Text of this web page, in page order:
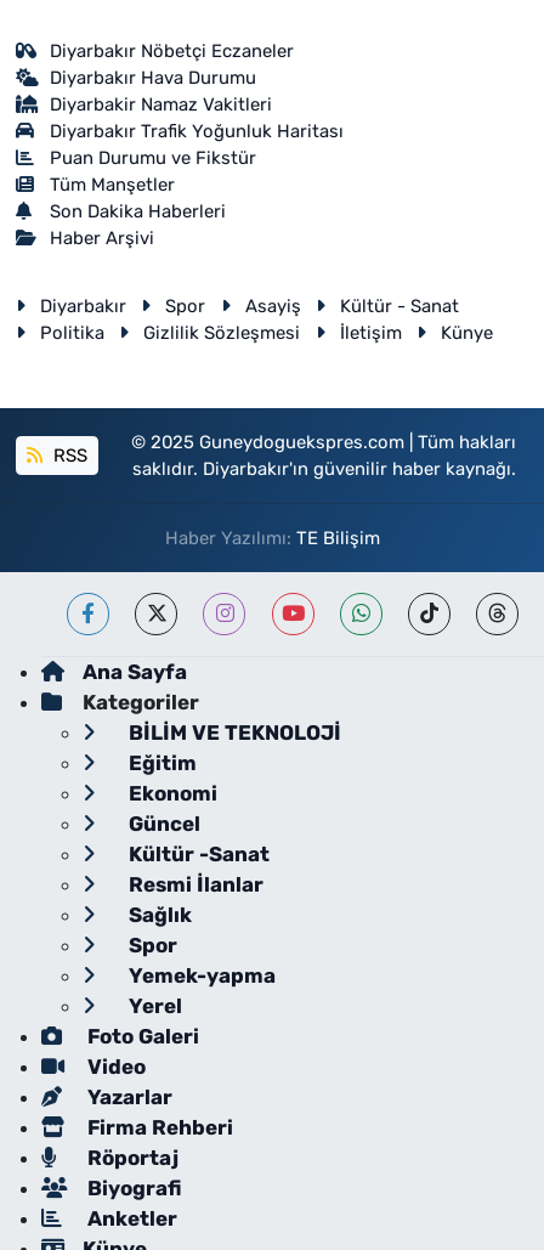
Diyarbakır Nöbetçi Eczaneler
Diyarbakır Hava Durumu
Diyarbakir Namaz Vakitleri
Diyarbakır Trafik Yoğunluk Haritası
Puan Durumu ve Fikstür
Tüm Manşetler
Son Dakika Haberleri
Haber Arşivi
Diyarbakır Spor Asayiş
Kültür - Sanat
Politika
Gizlilik Sözleşmesi İletişim Künye
RSS
© 2025 Guneydoguekspres.com | Tüm hakları
saklıdır. Diyarbakır'ın güvenilir haber kaynağı.
Haber Yazılımı: TE Bilişim
Ana Sayfa
Kategoriler
BİLİM VE TEKNOLOJİ
Eğitim
Ekonomi
Güncel
Kültür -Sanat
Resmi İlanlar
Sağlık
Spor
Yemek-yapma
Yerel
Foto Galeri
Video
Yazarlar
Firma Rehberi
Röportaj
Biyografi
Anketler